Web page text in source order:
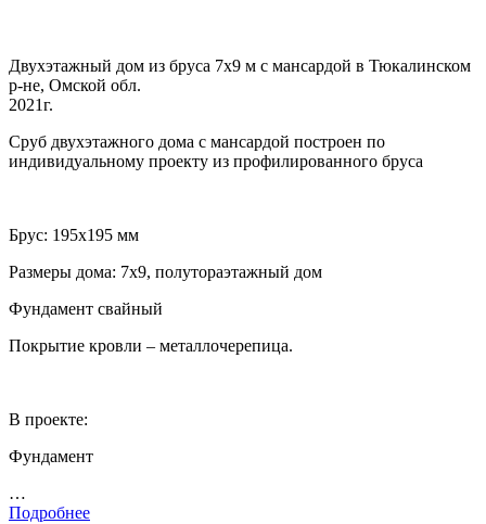
Двухэтажный дом из бруса 7х9 м с мансардой в Тюкалинском
р-не, Омской обл.
2021г.
Сруб двухэтажного дома с мансардой построен по
индивидуальному проекту из профилированного бруса
Брус: 195х195 мм
Размеры дома: 7х9, полутораэтажный дом
Фундамент свайный
Покрытие кровли – металлочерепица.
В проекте:
Фундамент
…
Подробнее